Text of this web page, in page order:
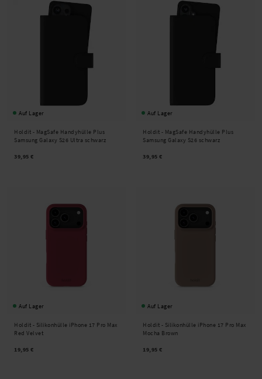
Auf Lager
Holdit - MagSafe Handyhülle Plus
Samsung Galaxy S26 Ultra schwarz
39,95 €
Auf Lager
Holdit - MagSafe Handyhülle Plus
Samsung Galaxy S26 schwarz
39,95 €
Auf Lager
Holdit - Silikonhülle iPhone 17 Pro Max
Red Velvet
19,95 €
Auf Lager
Holdit - Silikonhülle iPhone 17 Pro Max
Mocha Brown
19,95 €